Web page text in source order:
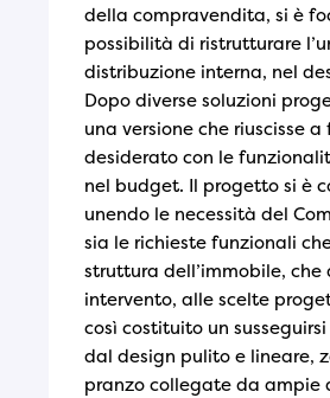
della compravendita, si è
possibilità di ristrutturare
distribuzione interna, nel
Dopo diverse soluzioni
una versione che riuscisse
desiderato con le
nel budget. Il progetto si è
unendo le necessità del
sia le richieste funzionali
struttura dell’immobile,
intervento, alle scelte
così costituito un
dal design pulito e lineare,
pranzo collegate da ampie